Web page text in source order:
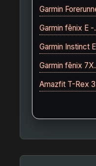
Garmin
Garmin fēnix E
Garmin Instinct
Garmin fēnix
Amazfit T-Rex